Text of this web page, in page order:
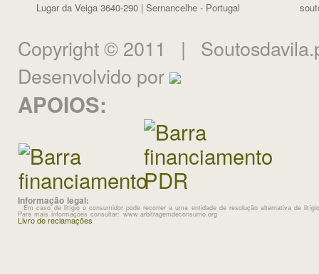
Lugar da Veiga 3640-290 | Sernancelhe - Portugal
Copyright © 2011 |
Desenvolvido por
APOIOS:
Informação legal:
Em caso de litígio o consumidor pode recorrer a uma entidade de resolução alternativa de
Para mais informações consultar: www.arbitragemdeconsumo.org
Livro de reclamações